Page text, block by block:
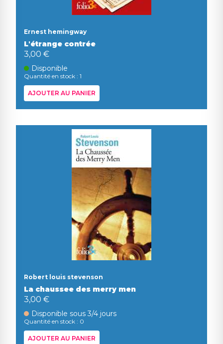
Ernest hemingway
L'étrange contrée
3,00 €
Disponible
Quantité en stock : 1
AJOUTER AU PANIER
Robert louis stevenson
La chaussee des merry men
3,00 €
Disponible sous 3/4 jours
Quantité en stock : 0
AJOUTER AU PANIER